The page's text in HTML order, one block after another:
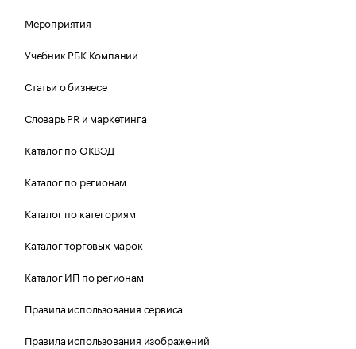
Мероприятия
Учебник РБК Компании
Статьи о бизнесе
Словарь PR и маркетинга
Каталог по ОКВЭД
Каталог по регионам
Каталог по категориям
Каталог торговых марок
Каталог ИП по регионам
Правила использования сервиса
Правила использования изображений